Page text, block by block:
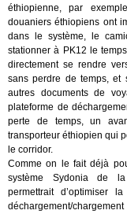
éthiopienne, par
douaniers éthiopiens ont
dans le système, le
stationner à PK12 le
directement se rendre
sans perdre de temps,
autres documents de
plateforme de
perte de temps, un
transporteur éthiopien qui
le corridor.
Comme on le fait déjà
système Sydonia de la
permettrait d’optimiser
déchargement/